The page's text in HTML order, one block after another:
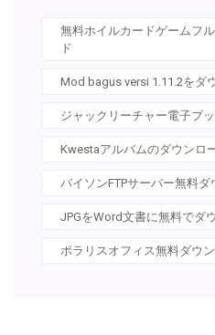
無料ホイルカードゲームフ
ド
Mod bagus versi 1.11.2をダ
ジャックリーチャー電子ブ
Kwestaアルバムのダウンロ
バイソンFTPサーバー無料ダ
JPGをWord文書に無料でダ
ポラリスオフィス無料ダウ